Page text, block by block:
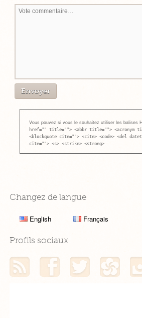
Vous pouvez si vous le souhaitez utiliser les balises
href="" title=""> <abbr title=""> <acronym
<blockquote cite=""> <cite> <code> <del
cite=""> <s> <strike> <strong>
Changez de langue
English Français
Profils sociaux
Mon flux RSSMon profil Facebook
Mon profil Twitter
Mon